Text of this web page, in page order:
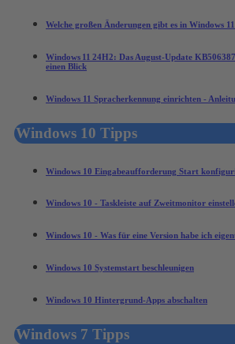
Welche großen Änderungen gibt es in Windows 11
Windows 11 24H2: Das August‑Update
einen Blick
Windows 11 Spracherkennung einrichten -
Windows 10 Tipps
Windows 10 Eingabeaufforderung Start
Windows 10 - Taskleiste auf Zweitmonitor
Windows 10 - Was für eine Version habe ich
Windows 10 Systemstart beschleunigen
Windows 10 Hintergrund-Apps abschalten
Windows 7 Tipps